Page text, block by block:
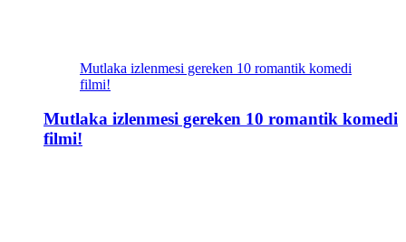
Mutlaka izlenmesi gereken 10 romantik komedi
filmi!
Mutlaka izlenmesi gereken 10 romantik komedi
filmi!